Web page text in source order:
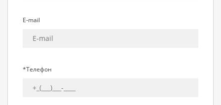
E-mail
*Телефон